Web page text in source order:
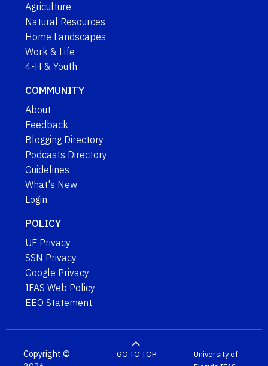
Agriculture
Natural Resources
Home Landscapes
Work & Life
4-H & Youth
COMMUNITY
About
Feedback
Blogging Directory
Podcasts Directory
Guidelines
What's New
Login
POLICY
UF Privacy
SSN Privacy
Google Privacy
IFAS Web Policy
EEO Statement
Copyright ©
GO TO TOP
University of